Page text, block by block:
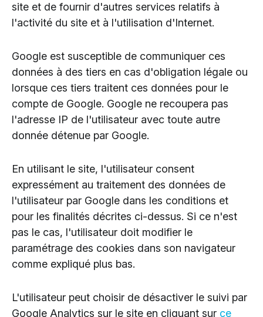
site et de fournir d'autres services relatifs à
l'activité du site et à l'utilisation d'Internet.
Google est susceptible de communiquer ces
données à des tiers en cas d'obligation légale ou
lorsque ces tiers traitent ces données pour le
compte de Google. Google ne recoupera pas
l'adresse IP de l'utilisateur avec toute autre
donnée détenue par Google.
En utilisant le site, l'utilisateur consent
expressément au traitement des données de
l'utilisateur par Google dans les conditions et
pour les finalités décrites ci-dessus. Si ce n'est
pas le cas, l'utilisateur doit modifier le
paramétrage des cookies dans son navigateur
comme expliqué plus bas.
L'utilisateur peut choisir de désactiver le suivi par
Google Analytics sur le site en cliquant sur ce